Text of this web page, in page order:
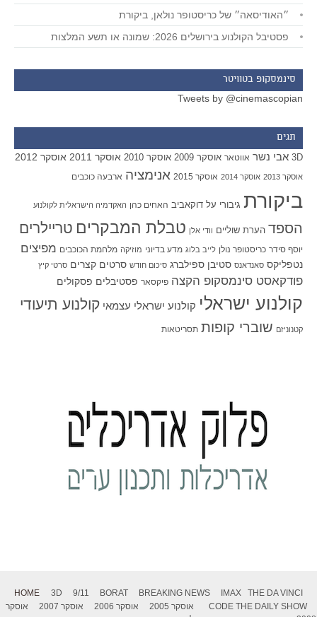
״האודיסאה״ של כריסטופר נולאן, ביקורת
פסטיבל הקולנוע בירושלים 2026: שמונה או תשע המלצות
סינמסקופ בטוויטר
Tweets by @cinemascopian
תגים
3D אבי נשר אווטאר אוסקר 2009 אוסקר 2010 אוסקר 2011 אוסקר 2012
אוסקר 2013 אוסקר 2014 אוסקר 2015 אנימציה ארבעה כוכבים
ביקורת גיבורי על דוקאביב האחים כהן האקדמיה הישראלית לקולנוע
הספד הערת שוליים וודי אלן טבלת המבקרים טריילרים
יוסף סידר כריסטופר נולן לייב בלוג מדע בדיוני מוזיקה מלחמת הכוכבים מפיצים
נטפליקס סאנדאנס סטיבן ספילברג סיכום חודש סרטים קצרים סרטי קיץ
פודקאסט סינמסקופ הקצה פיקסאר פסטיבלים פסקולים
קולנוע ישראלי קולנוע ישראלי עצמאי קולנוע תיעודי
קטנוניזם שוברי קופות תסריטאות
HOME 3D 9/11 BORAT BREAKING NEWS IMAX
THE DA VINCI
CODE THE DAILY SHOW אוסקר 2005 אוסקר 2006 אוסקר 2007
אוסקר